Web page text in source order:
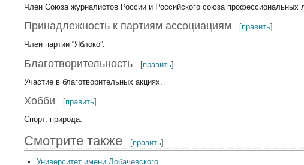
Член Союза журналистов России и Российского союза профессиональных
Принадлежность к партиям ассоциациям [править]
Член партии “Яблоко”.
Благотворительность [править]
Участие в благотворительных акциях.
Хобби [править]
Спорт, природа.
Смотрите также [править]
Университет имени Лобачевского